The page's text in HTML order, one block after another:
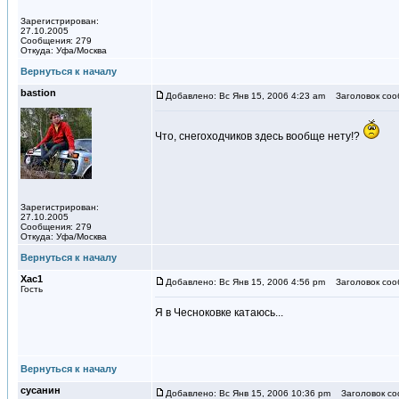
Зарегистрирован:
27.10.2005
Сообщения: 279
Откуда: Уфа/Москва
Вернуться к началу
bastion
Зарегистрирован:
27.10.2005
Сообщения: 279
Откуда: Уфа/Москва
Добавлено: Вс Янв 15, 2006 4:23 am Заголовок
Что, снегоходчиков здесь вообще нету!?
Вернуться к началу
Хас1
Гость
Добавлено: Вс Янв 15, 2006 4:56 pm Заголовок
Я в Чесноковке катаюсь...
Вернуться к началу
сусанин
Добавлено: Вс Янв 15, 2006 10:36 pm Заголовок